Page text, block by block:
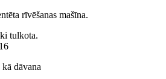
rīvēšanas mašīna.
tulkota.
dāvana